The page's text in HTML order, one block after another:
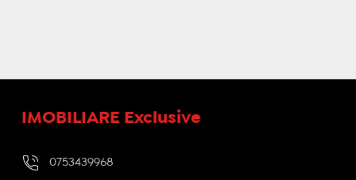
IMOBILIARE Exclusive
0753439968